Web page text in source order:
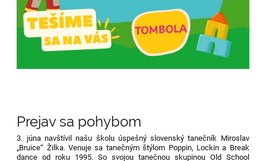
Prejav sa pohybom
3. júna navštívil našu školu úspešný slovenský tanečník Miroslav
„Bruice“ Žilka. Venuje sa tanečným štýlom Poppin, Lockin a Break
dance od roku 1995. So svojou tanečnou skupinou Old School